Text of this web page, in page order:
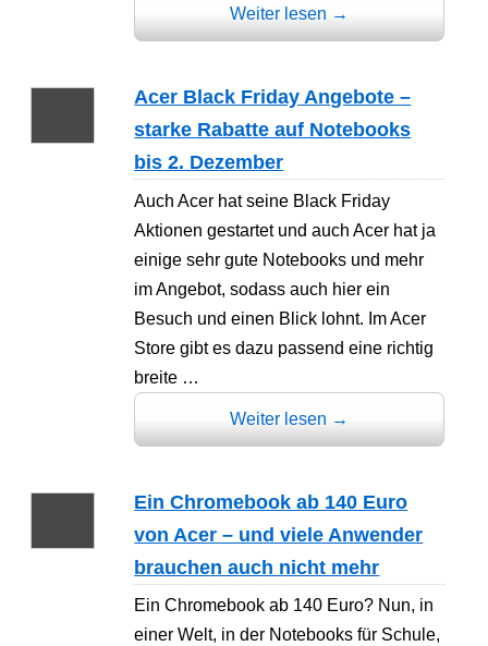
Weiter lesen →
Acer Black Friday Angebote –
starke Rabatte auf Notebooks
bis 2. Dezember
Auch Acer hat seine Black Friday
Aktionen gestartet und auch Acer hat ja
einige sehr gute Notebooks und mehr
im Angebot, sodass auch hier ein
Besuch und einen Blick lohnt. Im Acer
Store gibt es dazu passend eine richtig
breite …
Weiter lesen →
Ein Chromebook ab 140 Euro
von Acer – und viele Anwender
brauchen auch nicht mehr
Ein Chromebook ab 140 Euro? Nun, in
einer Welt, in der Notebooks für Schule,